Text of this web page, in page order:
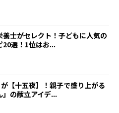
養士がセレクト！子どもに人気の
20選！1位はお...
【十五夜】！親子で盛り上がる
」の献立アイデ...